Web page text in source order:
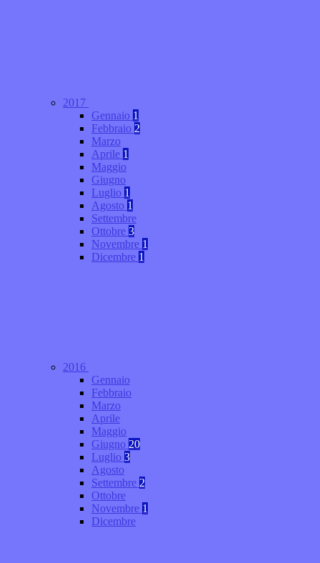
2017
Gennaio 1
Febbraio 2
Marzo
Aprile 1
Maggio
Giugno
Luglio 1
Agosto 1
Settembre
Ottobre 3
Novembre 1
Dicembre 1
2016
Gennaio
Febbraio
Marzo
Aprile
Maggio
Giugno 20
Luglio 3
Agosto
Settembre 2
Ottobre
Novembre 1
Dicembre